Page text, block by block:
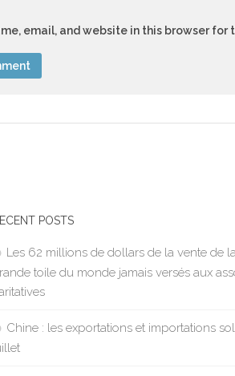
email, and website in this browser for
POSTS
Les 62 millions de dollars de la vente de
toile du monde jamais versés aux
Chine : les exportations et importations